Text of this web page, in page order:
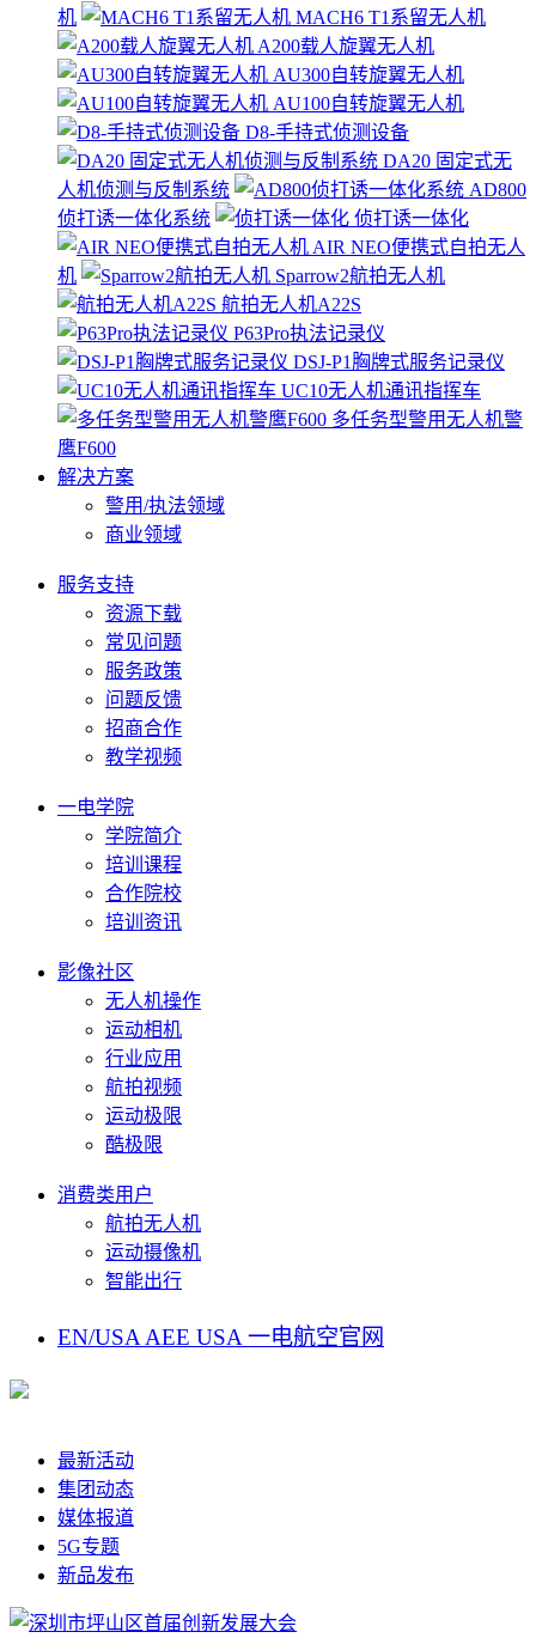
机
MACH6 T1系留无人机
A200载人旋翼无人机
AU300自转旋翼无人机
AU100自转旋翼无人机
D8-手持式侦测设备
DA20 固定式无
人机侦测与反制系统
AD800
侦打诱一体化系统
侦打诱一体化
AIR NEO便携式自拍无人
机
Sparrow2航拍无人机
航拍无人机A22S
P63Pro执法记录仪
DSJ-P1胸牌式服务记录仪
UC10无人机通讯指挥车
多任务型警用无人机警
鹰F600
解决方案
警用/执法领域
商业领域
服务支持
资源下载
常见问题
服务政策
问题反馈
招商合作
教学视频
一电学院
学院简介
培训课程
合作院校
培训资讯
影像社区
无人机操作
运动相机
行业应用
航拍视频
运动极限
酷极限
消费类用户
航拍无人机
运动摄像机
智能出行
EN/USA AEE USA 一电航空官网
最新活动
集团动态
媒体报道
5G专题
新品发布